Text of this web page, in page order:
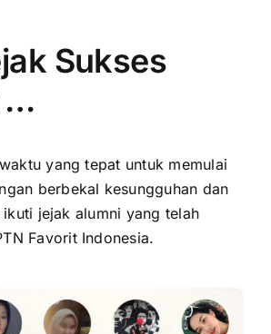
Sukses
…
yang tepat untuk memulai
berbekal kesungguhan dan
jejak alumni yang telah
Favorit Indonesia.